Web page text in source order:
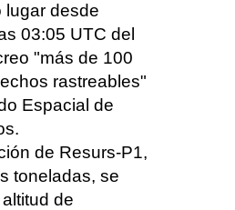
lugar desde
03:05 UTC del
"más de 100
rastreables"
Espacial de
de Resurs-P1,
toneladas, se
de